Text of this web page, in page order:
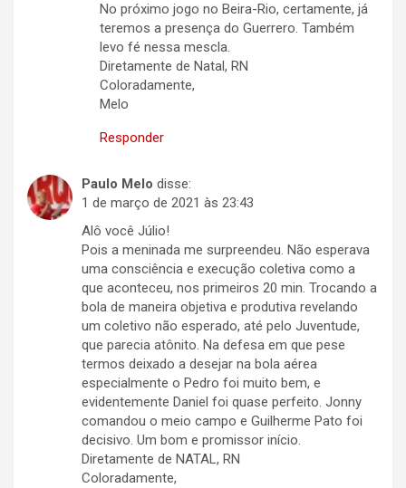
No próximo jogo no Beira-Rio, certamente, já
teremos a presença do Guerrero. Também
levo fé nessa mescla.
Diretamente de Natal, RN
Coloradamente,
Melo
Responder
Paulo Melo disse:
1 de março de 2021 às 23:43
Alô você Júlio!
Pois a meninada me surpreendeu. Não esperava
uma consciência e execução coletiva como a
que aconteceu, nos primeiros 20 min. Trocando a
bola de maneira objetiva e produtiva revelando
um coletivo não esperado, até pelo Juventude,
que parecia atônito. Na defesa em que pese
termos deixado a desejar na bola aérea
especialmente o Pedro foi muito bem, e
evidentemente Daniel foi quase perfeito. Jonny
comandou o meio campo e Guilherme Pato foi
decisivo. Um bom e promissor início.
Diretamente de NATAL, RN
Coloradamente,